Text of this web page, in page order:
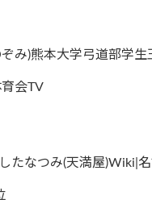
み)熊本大学弓道部学生
会TV
たなつみ(天満屋)Wiki|